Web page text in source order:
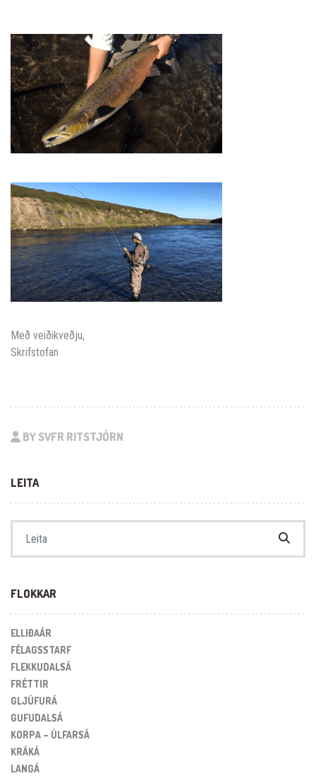
Með veiðikveðju,
Skrifstofan
BY SVFR RITSTJÓRN
LEITA
FLOKKAR
ELLIÐAÁR
FÉLAGSSTARF
FLEKKUDALSÁ
FRÉTTIR
GLJÚFURÁ
GUFUDALSÁ
KORPA – ÚLFARSÁ
KRÁKÁ
LANGÁ